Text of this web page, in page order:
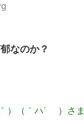
なのか？
）（｀ハ´ ）さま